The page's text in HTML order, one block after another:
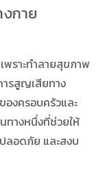
กาย
าะทำลายสุขภาพ
ารสูญเสียทาง
องครอบครัวและ
ทางหนึ่งที่ช่วยให้
ลอดภัย และสงบ